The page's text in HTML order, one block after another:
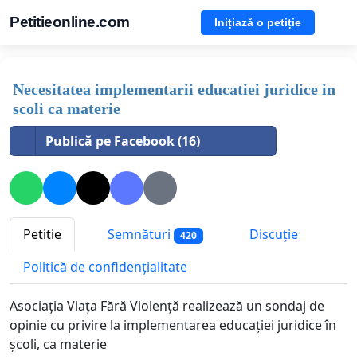
Petitieonline.com Inițiază o petiție
Necesitatea implementarii educatiei juridice in
scoli ca materie
Publică pe Facebook (16)
Petitie Semnături 420
Discuție
Politică de confidențialitate
Asociația Viața Fără Violență realizează un sondaj de
opinie cu privire la implementarea educației juridice în
școli, ca materie